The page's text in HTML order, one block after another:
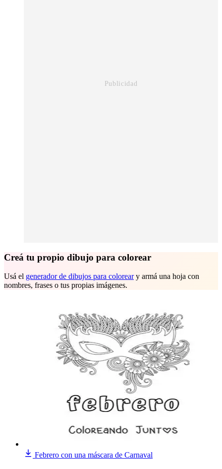
Creá tu propio dibujo para colorear
Usá el generador de dibujos para coloreary armá una hoja con
nombres, frases o tus propias imágenes.
Febrero con una máscara de Carnaval